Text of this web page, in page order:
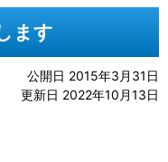
ます
公開日 2015年3月31日
更新日 2022年10月13日